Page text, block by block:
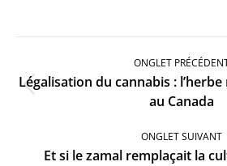
Navigation
ONGLET
Onglet
Légalisation du cannabis :
au Canada
ONGLET SUIVANT
Onglet
Et si le zamal remplaçait la